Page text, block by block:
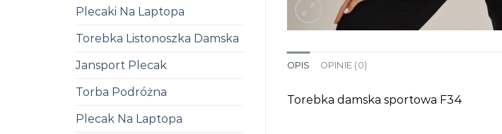
Plecaki Na Laptopa
Torebka Listonoszka Damska
Jansport Plecak
Torba Podróżna
Plecak Na Laptopa
OPIS OPINIE (0)
Torebka damska sportowa F34